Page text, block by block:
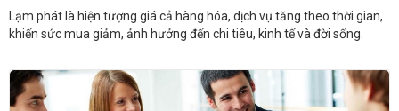
Lạm phát là hiện tượng giá cả hàng hóa, dịch vụ tăng theo thời gian,
khiến sức mua giảm, ảnh hưởng đến chi tiêu, kinh tế và đời sống.